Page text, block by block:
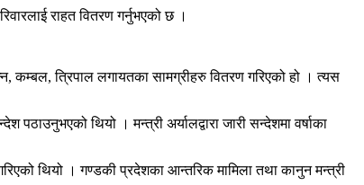
राहत वितरण गर्नुभएको छ ।
कम्बल, त्रिपाल लगायतका सामग्रीहरु वितरण गरिएको हो । त्यस
थियो । मन्त्री अर्यालद्वारा जारी सन्देशमा वर्षाका
थियो । गण्डकी प्रदेशका आन्तरिक मामिला तथा कानुन मन्त्री